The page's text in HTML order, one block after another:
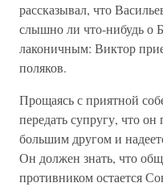
рассказывал, что
слышно ли что-нибудь о
лаконичным: Виктор
поляков.
Прощаясь с приятной
передать супругу, что
большим другом и
Он должен знать, что
противником остается